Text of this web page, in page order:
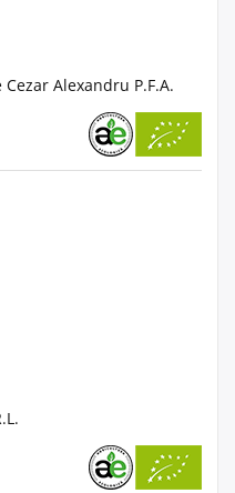
Cezar Alexandru P.F.A.